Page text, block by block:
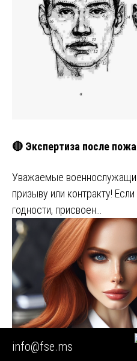
🔴 Экспертиза после
Уважаемые
призыву или контракту!
годности, присвоен…
info@fse.ms